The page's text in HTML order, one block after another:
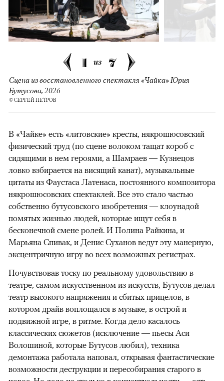
1 из 7
Сцена из восстановленного спектакля «Чайка» Юрия
Бутусова, 2026
© СЕРГЕЙ ПЕТРОВ
В «Чайке» есть «литовские» кресты, някрошюсовский
физический труд (по сцене волоком тащат короб с
сидящими в нем героями, а Шамраев — Кузнецов
ловко взбирается на висящий канат), музыкальные
цитаты из Фаустаса Латенаса, постоянного композитора
някрошюсовских спектаклей. Все это стало частью
собственно бутусовского изобретения — клоунадой
помятых жизнью людей, которые ищут себя в
бесконечной смене ролей. И Полина Райкина, и
Марьяна Спивак, и Денис Суханов ведут эту манерную,
эксцентричную игру во всех возможных регистрах.
Почувствовав тоску по реальному удовольствию в
театре, самом искусственном из искусств, Бутусов делал
театр высокого напряжения и сбитых прицелов, в
котором драйв воплощался в музыке, в острой и
подвижной игре, в ритме. Когда дело касалось
классических сюжетов (исключение — пьесы Аси
Волошиной, которые Бутусов любил), техника
демонтажа работала наповал, открывая фантастические
возможности деструкции и пересобирания старого в